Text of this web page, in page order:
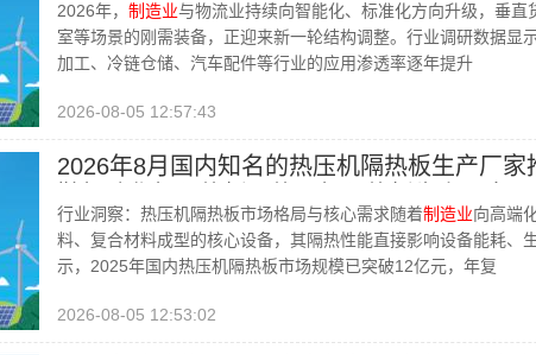
2026年， 制造业与物流业持续向智能化、标准化方向升级，垂
室等场景的刚需装备，正迎来新一轮结构调整。行业调研数据显
加工、冷链仓储、汽车配件等行业的应用渗透率逐年提升
2026-08-05 12:57:43
2026年8月国内知名的热压机隔热板生产厂
行业洞察：热压机隔热板市场格局与核心需求随着制造业向高端
料、复合材料成型的核心设备，其隔热性能直接影响设备能耗、
示，2025年国内热压机隔热板市场规模已突破12亿元，年复
2026-08-05 12:53:02